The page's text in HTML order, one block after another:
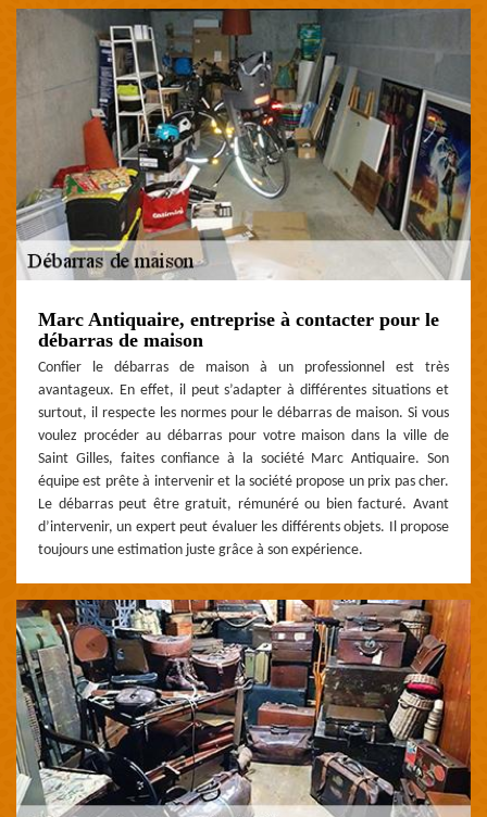
Marc Antiquaire, entreprise à contacter pour le
débarras de maison
Confier le débarras de maison à un professionnel est très
avantageux. En effet, il peut s’adapter à différentes situations et
surtout, il respecte les normes pour le débarras de maison. Si vous
voulez procéder au débarras pour votre maison dans la ville de
Saint Gilles, faites confiance à la société Marc Antiquaire. Son
équipe est prête à intervenir et la société propose un prix pas cher.
Le débarras peut être gratuit, rémunéré ou bien facturé. Avant
d’intervenir, un expert peut évaluer les différents objets. Il propose
toujours une estimation juste grâce à son expérience.